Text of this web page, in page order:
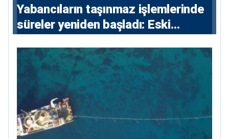
Yabancıların taşınmaz işlemlerinde
süreler yeniden başladı: Eski
konutlara 36 ay